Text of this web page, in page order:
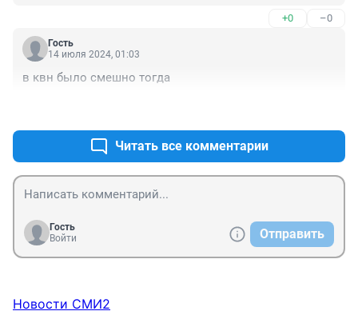
+0 –0
Гость
14 июля 2024, 01:03
в квн было смешно тогда
Читать все комментарии
Гость
Войти
Отправить
Новости СМИ2